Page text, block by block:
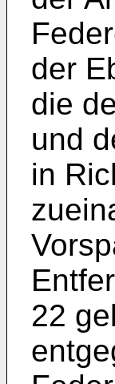
der
die
und
in
22